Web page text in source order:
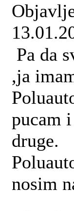
Pa da
,ja
pucam
druge.
nosim